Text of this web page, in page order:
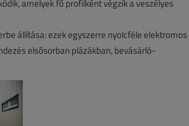
amelyek fő profilként végzik a veszélyes
állítása: ezek egyszerre nyolcféle elektromos
elsősorban plázákban, bevásárló-